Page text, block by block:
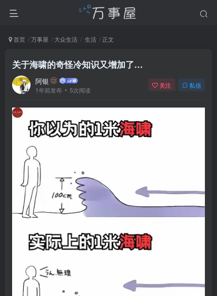
首页 万事屋 大众生活 生活 正文
关于海啸的奇怪冷知识又增加了…
阿银
1年前发布 5次阅读
关注 私信